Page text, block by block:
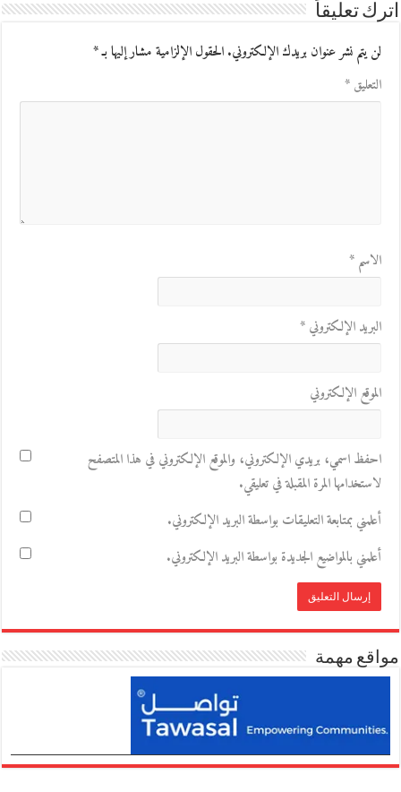
اترك تعليقاً
لن يتم نشر عنوان بريدك الإلكتروني.الحقول الإلزامية مشار إليها بـ*
التعليق*
الاسم*
البريد الإلكتروني*
الموقع الإلكتروني
احفظ اسمي، بريدي الإلكتروني، والموقع الإلكتروني في هذا المتصفح
لاستخدامها المرة المقبلة في تعليقي.
أعلمني بمتابعة التعليقات بواسطة البريد الإلكتروني.
أعلمني بالمواضيع الجديدة بواسطة البريد الإلكتروني.
مواقع مهمة